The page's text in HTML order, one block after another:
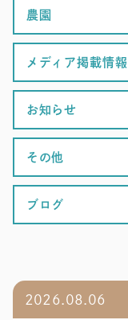
農園
メディア掲載情報
お知らせ
その他
ブログ
2026.08.06